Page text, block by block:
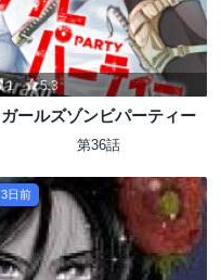
1 5.3
ガールズゾンビパーティー
第36話
3日前